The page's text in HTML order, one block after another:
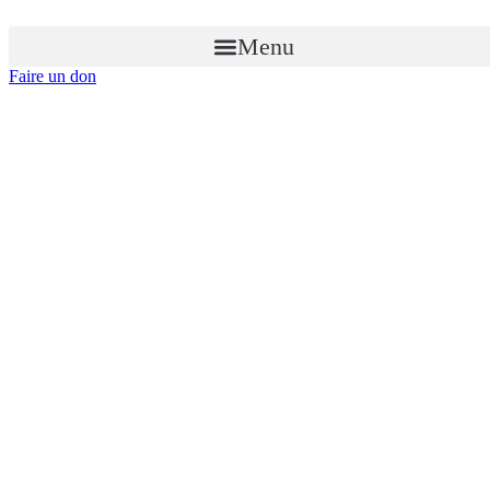
Menu
Faire un don